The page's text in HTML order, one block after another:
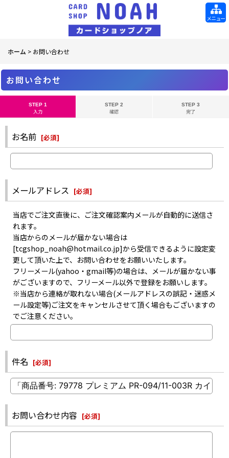
メニュー
ホーム > お問い合わせ
お問い合わせ
STEP 1
入力
STEP 2
確認
STEP 3
完了
お名前 [必須]
メールアドレス [必須]
当店でご注文直後に、ご注文確認案内メールが自動的に送信さ
れます。
当店からのメールが届かない場合は
[tcgshop_noah@hotmail.co.jp]から受信できるように設定変
更して頂いた上で、お問い合わせをお願いいたします。
フリーメール(yahoo・gmail等)の場合は、メールが届かない事
がございますので、フリーメール以外で登録をお願いします。
※当店から連絡が取れない場合(メールアドレスの誤記・迷惑メ
ール設定等)ご注文をキャンセルさせて頂く場合もございますの
でご注意ください。
件名 [必須]
お問い合わせ内容 [必須]